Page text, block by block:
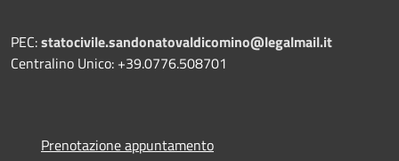
PEC:statocivile.sandonatovaldicomino@legalmail.it
Centralino Unico: +39.0776.508701
Prenotazione appuntamento